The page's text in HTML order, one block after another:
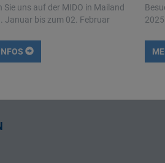
Sie uns auf der MIDO in Mailand
Januar bis zum 02. Februar